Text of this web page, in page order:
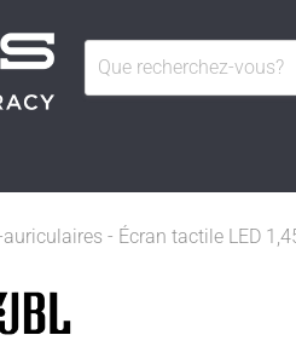
- Écran tactile LED